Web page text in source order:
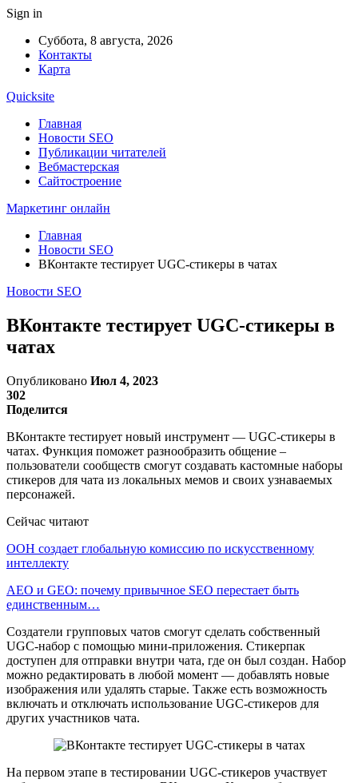
Sign in
Суббота, 8 августа, 2026
Контакты
Карта
Quicksite
Главная
Новости SEO
Публикации читателей
Вебмастерская
Сайтостроение
Маркетинг онлайн
Главная
Новости SEO
ВКонтакте тестирует UGC-стикеры в чатах
Новости SEO
ВКонтакте тестирует UGC-стикеры в
чатах
Опубликовано Июл 4, 2023
302
Поделится
ВКонтакте тестирует новый инструмент — UGC-стикеры в
чатах. Функция поможет разнообразить общение –
пользователи сообществ смогут создавать кастомные наборы
стикеров для чата из локальных мемов и своих узнаваемых
персонажей.
Сейчас читают
ООН создает глобальную комиссию по искусственному
интеллекту
AEO и GEO: почему привычное SEO перестает быть
единственным…
Создатели групповых чатов смогут сделать собственный
UGC-набор с помощью мини-приложения. Стикерпак
доступен для отправки внутри чата, где он был создан. Набор
можно редактировать в любой момент — добавлять новые
изображения или удалять старые. Также есть возможность
включать и отключать использование UGC-стикеров для
других участников чата.
На первом этапе в тестировании UGC-стикеров участвует